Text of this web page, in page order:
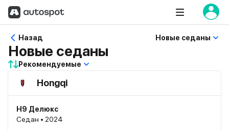
Назад Новые седаны
Новые седаны
Рекомендуемые
Hongqi
H9 Делюкс
Седан • 2024